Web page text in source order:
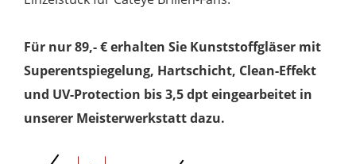
Für nur 89,- € erhalten Sie Kunststoffgläser mit
Superentspiegelung, Hartschicht, Clean-Effekt
und UV-Protection bis 3,5 dpt eingearbeitet in
unserer Meisterwerkstatt dazu.